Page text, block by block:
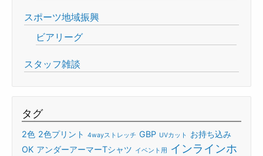
スポーツ地域振興
ビアリーグ
スタッフ雑談
タグ
2色 2色プリント 4wayストレッチ GBP UVカット
お持ち込み
OK アンダーアーマーTシャツ イベント用
インラインホ